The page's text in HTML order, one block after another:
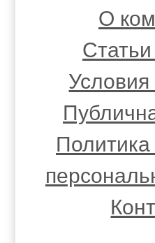
О
Условия
Политика